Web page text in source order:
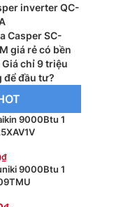
inverter QC-
Casper SC-
giá rẻ có bền
chỉ 9 triệu
để đầu tư?
9000Btu 1
9000Btu 1